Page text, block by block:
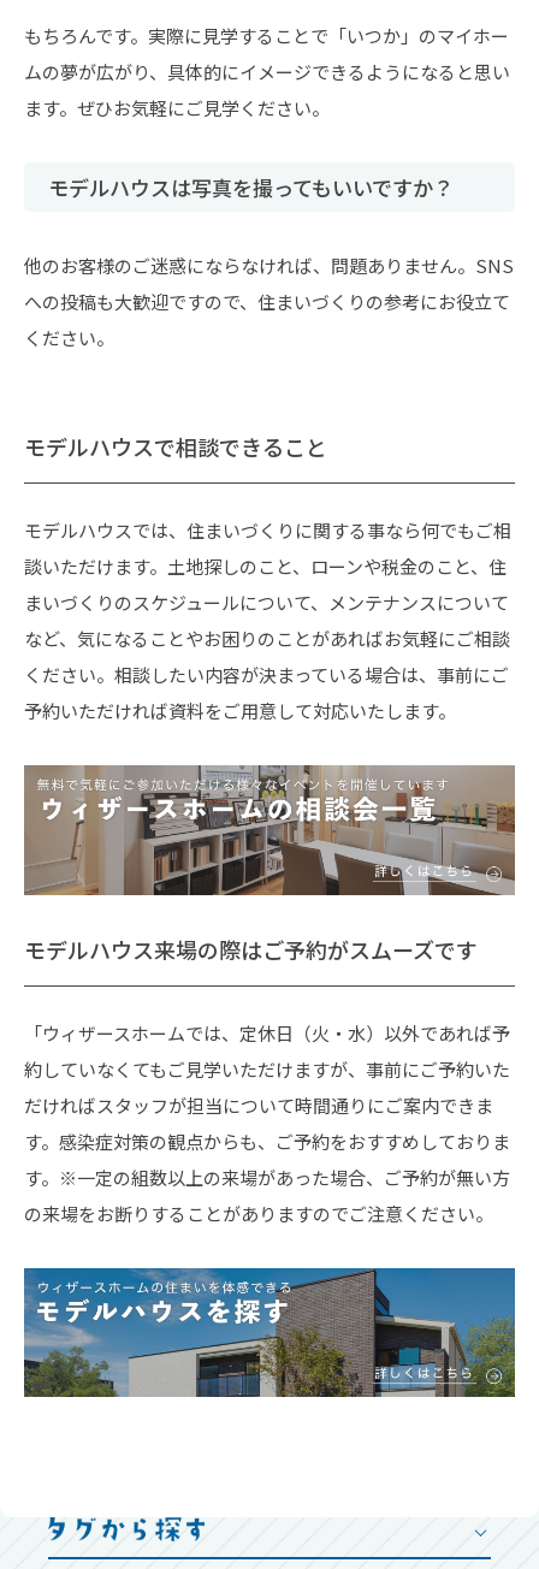
もちろんです。実際に見学することで「いつか」のマイホー
ムの夢が広がり、具体的にイメージできるようになると思い
ます。ぜひお気軽にご見学ください。
モデルハウスは写真を撮ってもいいですか？
他のお客様のご迷惑にならなければ、問題ありません。SNS
への投稿も大歓迎ですので、住まいづくりの参考にお役立て
ください。
モデルハウスで相談できること
モデルハウスでは、住まいづくりに関する事なら何でもご相
談いただけます。土地探しのこと、ローンや税金のこと、住
まいづくりのスケジュールについて、メンテナンスについて
など、気になることやお困りのことがあればお気軽にご相談
ください。相談したい内容が決まっている場合は、事前にご
予約いただければ資料をご用意して対応いたします。
モデルハウス来場の際はご予約がスムーズです
「ウィザースホームでは、定休日（火・水）以外であれば予
約していなくてもご見学いただけますが、事前にご予約いた
だければスタッフが担当について時間通りにご案内できま
す。感染症対策の観点からも、ご予約をおすすめしておりま
す。※一定の組数以上の来場があった場合、ご予約が無い方
の来場をお断りすることがありますのでご注意ください。